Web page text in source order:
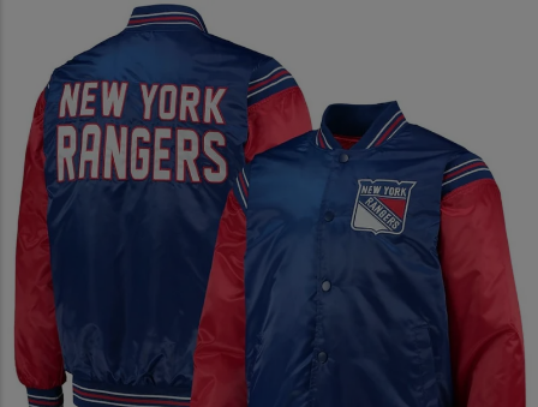
営業：平日・土日祝12:00～19:00
〒542-008
大阪府大阪市中央区西心斎橋1丁目6番14号
TEL:06-4708-3300
MAP
SHOP
BLOG
JR水道橋駅西口店
営業：土・日・祝日のみ 12:00-18:00
〒101-0061